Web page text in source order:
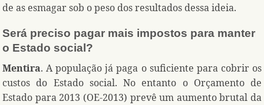
de as esmagar sob o peso dos resultados dessa ideia.
Será preciso pagar mais impostos para manter
o Estado social?
Mentira. A população já paga o suficiente para cobrir os
custos do Estado social. No entanto o Orçamento de
Estado para 2013 (OE-2013) prevê um aumento brutal da